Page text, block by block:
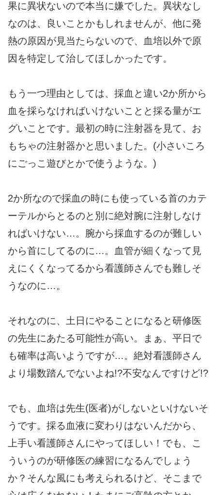
果に異状ないので本当に嫌でした。異状なし
なのは、良いことかもしれませんが、他に発
熱の原因が見当たらないので、血培以外で原
因を特定して治してほしかったです。
もう一つ理由としては、採血と違い2か所から
血を採らなければいけないことと採る量がエ
グいことです。最初の時に注射器を見て、お
もちゃの注射器かと思いました。(小さいころ
にごっこ遊びとかで使うような。)
2か所なので採血の時にも使っている首のカテ
ーテルからとるのと別に絶対腕に注射しなけ
ればいけない…。腕から採血するのが難しい
から首にしてるのに…。血管が細くなって見
えにくくなってるから看護師さんでも難しそ
うなのに…。
それなのに、土日にやることになると研修医
の先生にあたる可能性が高い。まぁ、平日で
も確率は高いようですが…。絶対看護師さん
より場数踏んでないよね!?不安なんですけど!?
でも、血培は先生(医者)がしないといけないそ
うです。採る血液に変わりはないんだから、
上手い看護師さんにやってほしい！でも、こ
ういうのが研修医の練習になるんでしょう
か？そんな風にも考えられるけど、そこまで